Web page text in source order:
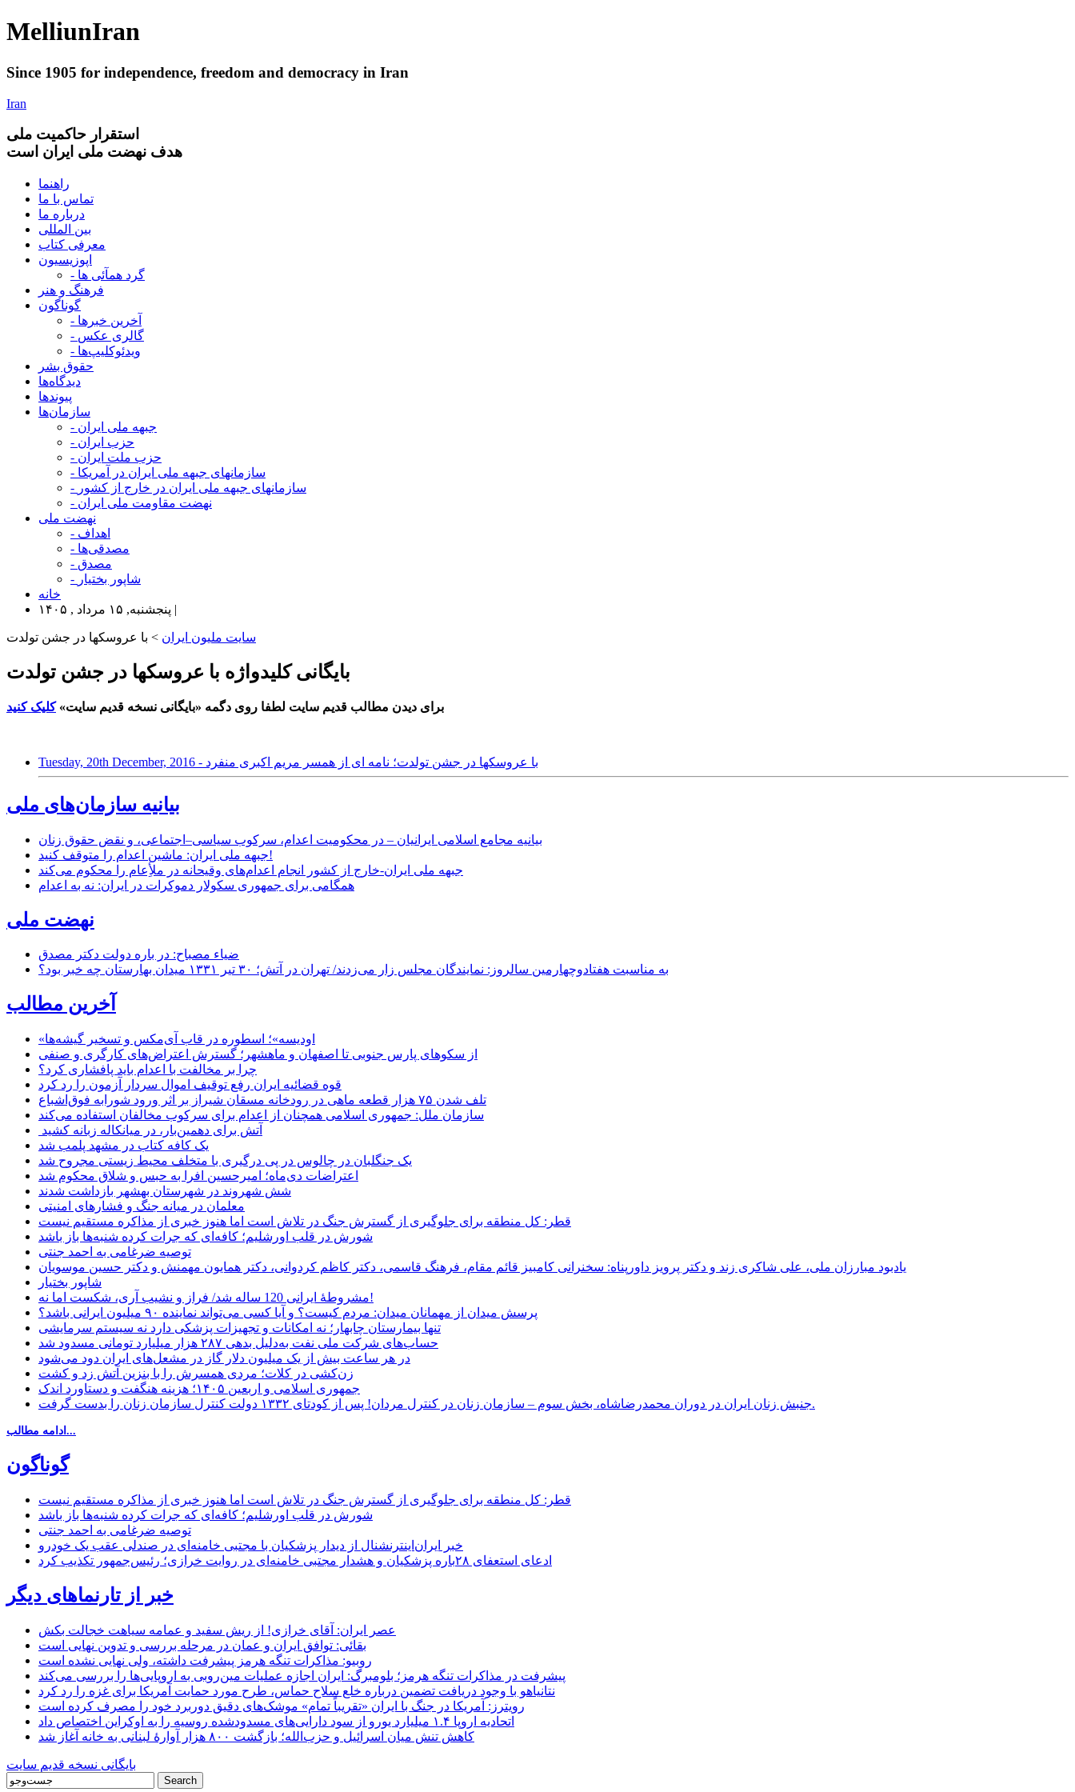
MelliunIran
Since 1905 for independence, freedom and democracy in Iran
Iran
استقرار حاکميت ملی
هدف نهضت ملی ایران است
راهنما
تماس با ما
درباره ما
بین المللی
معرفی کتاب
اپوزیسیون
- گرد همآئی ها
فرهنگ و هنر
گوناگون
- آخرین خبرها
- گالری عکس
- ویدئوکلیپ‌ها
حقوق بشر
دیدگاه‌ها
پیوندها
سازمان‌ها
- جبهه ملی ایران
- حزب ایران
- حزب ملت ایران
- سازمانهای جبهه ملی ایران در آمریکا
- سازمانهای جبهه ملی ایران در خارج از کشور
- نهضت مقاومت ملی ایران
نهضت ملی
- اهداف
- مصدقی‌ها
- مصدق
- شاپور بختیار
خانه
پنجشنبه, ۱۵ مرداد , ۱۴۰۵ |
سایت ملیون ایران > با عروسکها در جشن تولدت
بایگانی کلیدواژه با عروسکها در جشن تولدت
برای دیدن مطالب قدیم سایت لطفا روی دگمه «بایگانی نسخه قدیم سایت»کلیک کنید
Tuesday, 20th December, 2016 - با عروسکها در جشن تولدت؛ نامه ای از همسر مریم اکبری منفرد
بیانیه سازمان‌های ملی
بیانیه مجامع اسلامی ایرانیان – در محکومیت اعدام، سرکوب سیاسی–اجتماعی، و نقض حقوق زنان
جبهه ملی ایران: ماشین اعدام را متوقف کنید!
جبهه ملی ایران-خارج از کشور انجام اعدام‌های وقیحانه در ملأِعام را محکوم می‌کند
همگامی برای جمهوری سکولار دموکرات در ایران: نه به اعدام
نهضت ملی
ضیاء مصباح: در باره دولت دکتر مصدق
به مناسبت هفتادوچهارمین سالروز: نمایندگان مجلس زار می‌زدند/ تهران در آتش؛ ۳۰ تیر ۱۳۳۱ میدان بهارستان چه خبر بود؟
آخرین مطالب
«اودیسه»؛ اسطوره در قاب آی‌مکس و تسخیر گیشه‌ها
از سکوهای پارس جنوبی تا اصفهان و ماهشهر؛ گسترش اعتراض‌های کارگری و صنفی
چرا بر مخالفت با اعدام باید پافشاری کرد؟
قوه قضائیه ایران رفع توقیف اموال سردار آزمون را رد کرد
تلف شدن ۷۵ هزار قطعه ماهی در رودخانه مسقان شیراز بر اثر ورود شورابه فوق‌اشباع
سازمان ملل: جمهوری اسلامی همچنان از اعدام برای سرکوب مخالفان استفاده می‌کند
آتش برای دهمین‌بار، در میانکاله زبانه کشید
یک کافه کتاب در مشهد پلمب شد
یک جنگلبان در چالوس در پی درگیری با متخلف محیط زیستی مجروح شد
اعتراضات دی‌ماه؛ امیرحسین افرا به حبس و شلاق محکوم شد
شش شهروند در شهرستان بهشهر بازداشت شدند
معلمان در میانه جنگ و فشارهای امنیتی
قطر: کل منطقه برای جلوگیری از گسترش جنگ در تلاش است اما هنوز خبری از مذاکره مستقیم نیست
شورش در قلب اورشلیم؛ کافه‌ای که جرات کرده شنبه‌ها باز باشد
توصیه ضرغامی به احمد جنتی
یادبود مبارزان ملی، علی شاکری زند و دکتر پرویز داورپناه: سخنرانی کامبیز قائم مقام، فرهنگ قاسمی، دکتر کاظم کردوانی، دکتر همایون مهمنش و دکتر حسین موسویان
شاپور بختیار
مشروطۀ ایرانی 120 ساله شد/ فراز و نشیب آری، شکست اما نه!
پرسش میدان از مهمانان میدان: مردم کیست؟ و آیا کسی می‌تواند نماینده ۹۰ میلیون ایرانی باشد؟
تنها بیمارستان چابهار؛ نه امکانات و تجهیزات پزشکی دارد نه سیستم سرمایشی
حساب‌های شرکت ملی نفت به‌دلیل بدهی ۲۸۷ هزار میلیارد تومانی مسدود شد
در هر ساعت بیش از یک میلیون دلار گاز در مشعل‌های ایران دود می‌شود
زن‌کشی در کلات؛ مردی همسرش را با بنزین آتش زد و کشت
جمهوری اسلامی و اربعین ۱۴۰۵؛ هزینه هنگفت و دستاورد اندک
جنبش زنان ایران در دوران محمدرضاشاه، بخش سوم – سازمان زنان در کنترل مردان! پس از کودتای ۱۳۳۲ دولت کنترل سازمان زنان را بدست گرفت.
ادامه مطالب...
گوناگون
قطر: کل منطقه برای جلوگیری از گسترش جنگ در تلاش است اما هنوز خبری از مذاکره مستقیم نیست
شورش در قلب اورشلیم؛ کافه‌ای که جرات کرده شنبه‌ها باز باشد
توصیه ضرغامی به احمد جنتی
خبر ایران‌اینترنشنال از دیدار پزشکیان با مجتبی خامنه‌ای در صندلی عقب یک خودرو
ادعای استعفای ۲۸باره پزشکیان و هشدار مجتبی خامنه‌ای در روایت خرازی؛ رئیس‌جمهور تکذیب کرد
خبر از تارنماهای دیگر
عصر ایران: آقای خرازی! از ریش سفید و عمامه سیاهت خجالت بکش
بقائی: توافق ایران و عمان در مرحله بررسی و تدوین نهایی است
روبیو: مذاکرات تنگه هرمز پیشرفت داشته، ولی نهایی نشده است
پیشرفت در مذاکرات تنگه هرمز؛ بلومبرگ: ایران اجازه عملیات مین‌روبی به اروپایی‌ها را بررسی می‌کند
نتانیاهو با وجود دریافت تضمین درباره خلع سلاح حماس، طرح مورد حمایت آمریکا برای غزه را رد کرد
رویترز: آمریکا در جنگ با ایران «تقریباً تمام» موشک‌های دقیق دوربرد خود را مصرف کرده است
اتحادیه اروپا ۱.۴ میلیارد یورو از سود دارایی‌های مسدودشده روسیه را به اوکراین ‏اختصاص داد
کاهش تنش میان اسرائیل و حزب‌الله؛ بازگشت ۸۰۰ هزار آوارۀ لبنانی به خانه‌ آغاز شد
بایگانی نسخه قدیم سایت